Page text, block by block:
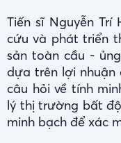
Tiến sĩ Nguyễn
cứu và phát triển
sản toàn cầu -
dựa trên lợi nhuận
câu hỏi về tính
lý thị trường bất
minh bạch để xác